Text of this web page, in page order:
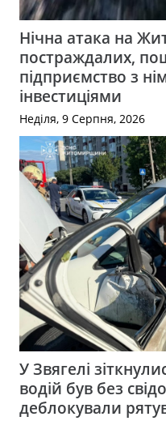
Нічна атака на
постраждалих,
підприємство з
інвестиціями
Неділя, 9 Серпня, 2026
У Звягелі
водій був без
деблокували